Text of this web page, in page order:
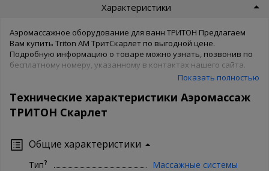
Характеристики
Аэромассажное оборудование для ванн ТРИТОН Предлагаем
Вам купить Triton АМ ТритСкарлет по выгодной цене.
Подробную информацию о товаре можно узнать, позвонив по
бесплатному номеру, указанному в контактах нашего сайта.
Товары производителя известны во всем мире, поэтому Triton
гарантией. Чтобы купить Triton АМ ТритСкарлет в нашем
интернет магазине, Вам достаточно оформить заказ онлайн на
сайте. Доступны как полная форма оформления, так и заказ в 1
Показать полностью
Технические характеристики Аэромассаж
ТРИТОН Скарлет
Общие характеристики
Тип?
Массажные системы